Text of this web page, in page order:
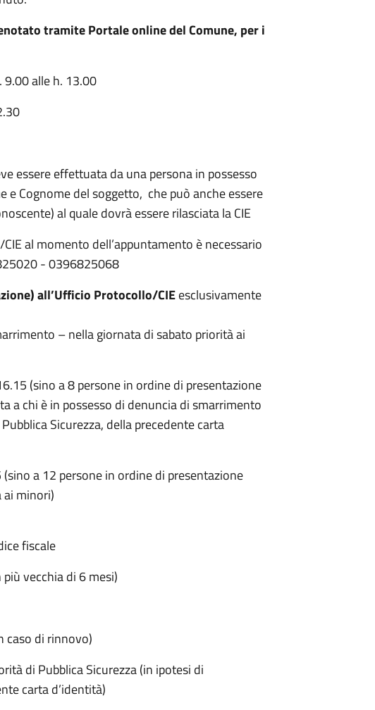
tramite Portale online del Comune, per i
9.00 alle h. 13.00
essere effettuata da una persona in possesso
e Cognome del soggetto, che può anche essere
al quale dovrà essere rilasciata la CIE
al momento dell’appuntamento è necessario
- 0396825068
all’Ufficio Protocollo/CIEesclusivamente
– nella giornata di sabato priorità ai
(sino a 8 persone in ordine di presentazione
a chi è in possesso di denuncia di smarrimento
Sicurezza, della precedente carta
a 12 persone in ordine di presentazione
ai minori)
fiscale
vecchia di 6 mesi)
caso di rinnovo)
di Pubblica Sicurezza (in ipotesi di
carta d’identità)